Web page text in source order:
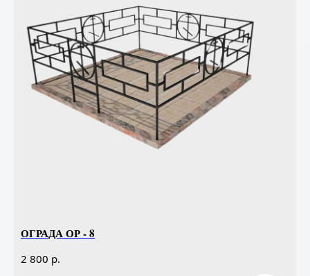
ОГРАДА ОР - 8
2 800 р.